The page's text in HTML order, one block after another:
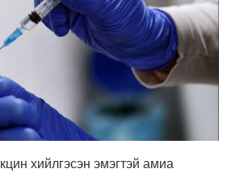
хийлгэсэн эмэгтэй амиа